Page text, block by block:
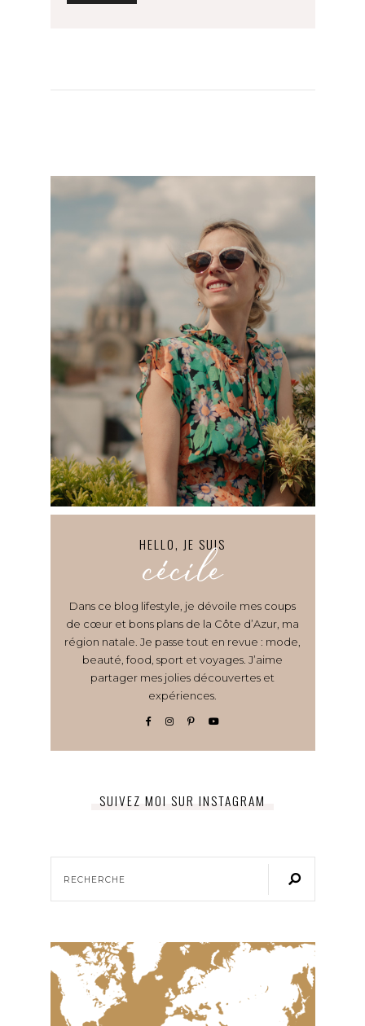
HELLO, JE SUIS
cécile
Dans ce blog lifestyle, je dévoile mes coups
de cœur et bons plans de la Côte d’Azur, ma
région natale. Je passe tout en revue : mode,
beauté, food, sport et voyages. J’aime
partager mes jolies découvertes et
expériences.
SUIVEZ MOI SUR INSTAGRAM